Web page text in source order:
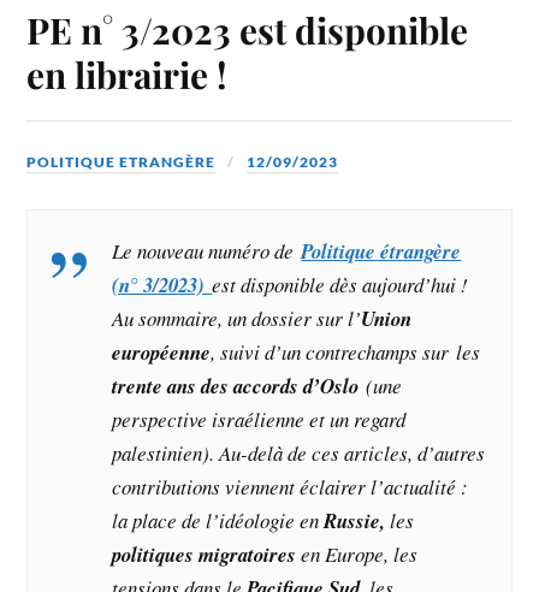
PE n° 3/2023 est disponible
en librairie !
POLITIQUE ETRANGÈRE 12/09/2023
Le nouveau numéro dePolitique étrangère
(n° 3/2023)est disponible dès aujourd’hui !
Au sommaire, un dossier sur l’Union
européenne, suivi d’un contrechamps sur les
trente ans des accords d’Oslo (une
perspective israélienne et un regard
palestinien). Au-delà de ces articles, d’autres
contributions viennent éclairer l’actualité :
la place de l’idéologie enRussie,les
politiques migratoiresen Europe, les